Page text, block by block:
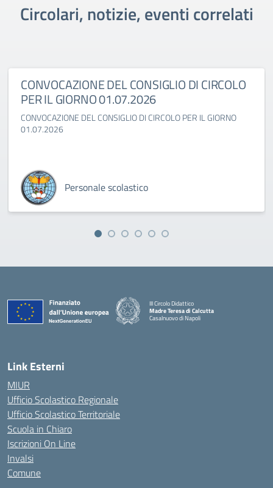
Circolari, notizie, eventi correlati
CONVOCAZIONE DEL CONSIGLIO DI CIRCOLO
PER IL GIORNO 01.07.2026
CONVOCAZIONE DEL CONSIGLIO DI CIRCOLO PER IL GIORNO
01.07.2026
Personale scolastico
III Circolo Didattico
Madre Teresa di Calcutta
Casalnuovo di Napoli
— Visita la pagina iniziale della scuola
Link Esterni
MIUR
Ufficio Scolastico Regionale
Ufficio Scolastico Territoriale
Scuola in Chiaro
Iscrizioni On Line
Invalsi
Comune